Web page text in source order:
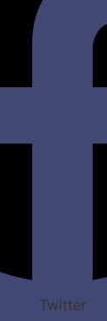
Twitter